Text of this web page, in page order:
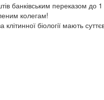
банківським переказом до
колегам!
біології мають